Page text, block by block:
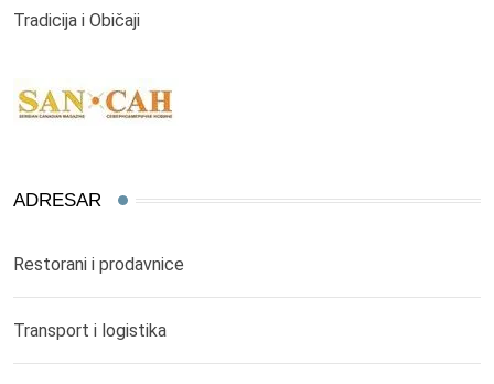
Tradicija i Običaji
ADRESAR
Restorani i prodavnice
Transport i logistika